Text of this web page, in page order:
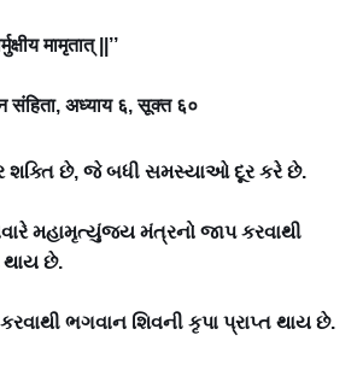
मामृतात् ||’’
संहिता, अध्याय ६, सूक्त ६०
શક્તિ છે, જે બધી સમસ્યાઓ દૂર કરે છે.
મહામૃત્યુંજય મંત્રનો જાપ કરવાથી
થાય છે.
ભગવાન શિવની કૃપા પ્રાપ્ત થાય છે.